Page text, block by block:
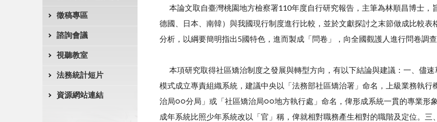
徵稿專區
諮詢會議
視聽教室
法務統計短片
資源網站連結
本論文取自臺灣桃園地方檢察署110年度自行研究報告，主筆為林順昌博士，
德國、日本、南韓）與我國現行制度進行比較，並於文獻探討之末節做成比較
分析，以綱要簡明指出5國特色，進而製成「問卷」，向全國觀護人進行問卷調
本項研究取得社區矯治制度之發展與轉型方向，有以下結論與建議：一、儘
模式成立專責組織系統，建議中央以「法務部社區矯治署」命名，上級業務執
治局○○分局」或「社區矯治局○○地方執行處」命名，俾形成系統一貫的專業形
成年系統比照少年系統改以「官」稱，俾就相對職務產生相對的職階及定位。